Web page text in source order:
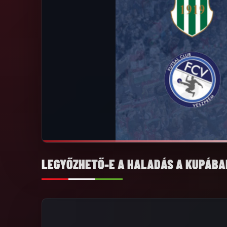
LEGYŐZHETŐ-E A HALADÁS A